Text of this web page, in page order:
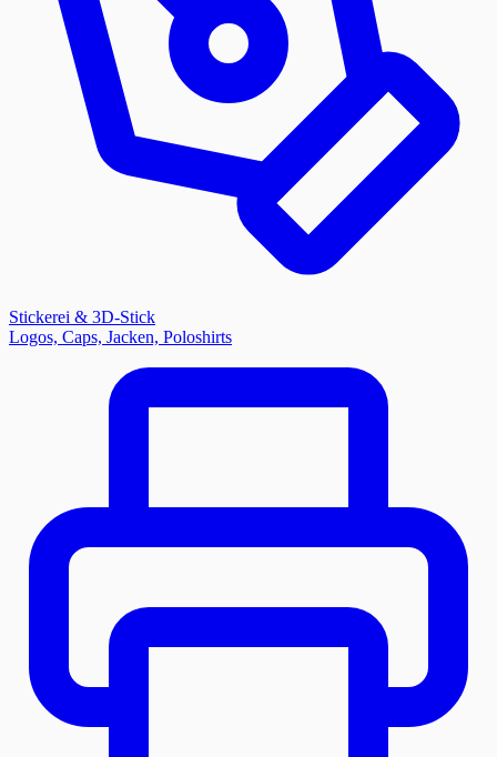
Stickerei & 3D-Stick
Logos, Caps, Jacken, Poloshirts